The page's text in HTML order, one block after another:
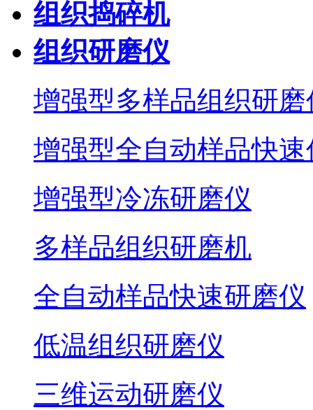
组织捣碎机
组织研磨仪
增强型多样品组织研磨
增强型全自动样品快速
增强型冷冻研磨仪
多样品组织研磨机
全自动样品快速研磨仪
低温组织研磨仪
三维运动研磨仪